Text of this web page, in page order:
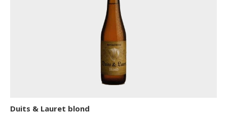
Duits & Lauret blond